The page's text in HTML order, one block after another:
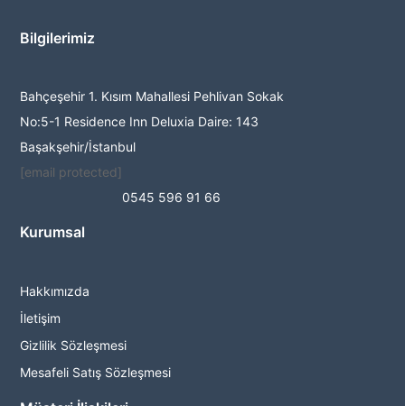
Bilgilerimiz
Bahçeşehir 1. Kısım Mahallesi Pehlivan Sokak
No:5-1 Residence Inn Deluxia Daire: 143
Başakşehir/İstanbul
[email protected]
0545 596 91 66
Kurumsal
Hakkımızda
İletişim
Gizlilik Sözleşmesi
Mesafeli Satış Sözleşmesi